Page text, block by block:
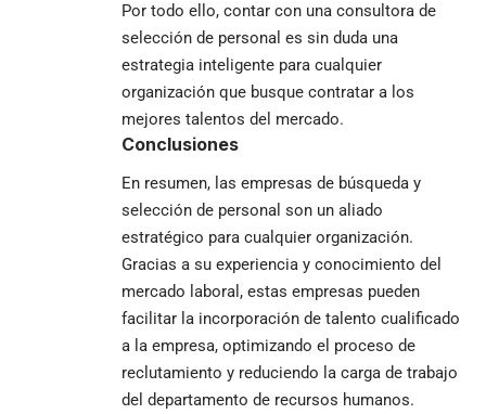
Por todo ello, contar con una consultora de
selección de personal es sin duda una
estrategia inteligente para cualquier
organización que busque contratar a los
mejores talentos del mercado.
Conclusiones
En resumen, las empresas de búsqueda y
selección de personal son un aliado
estratégico para cualquier organización.
Gracias a su experiencia y conocimiento del
mercado laboral, estas empresas pueden
facilitar la incorporación de talento cualificado
a la empresa, optimizando el proceso de
reclutamiento y reduciendo la carga de trabajo
del departamento de recursos humanos.